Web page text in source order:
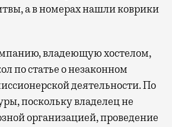
а в номерах нашли коврики
владеющую хостелом,
по статье о незаконном
деятельности. По
поскольку владелец не
организацией, проведение